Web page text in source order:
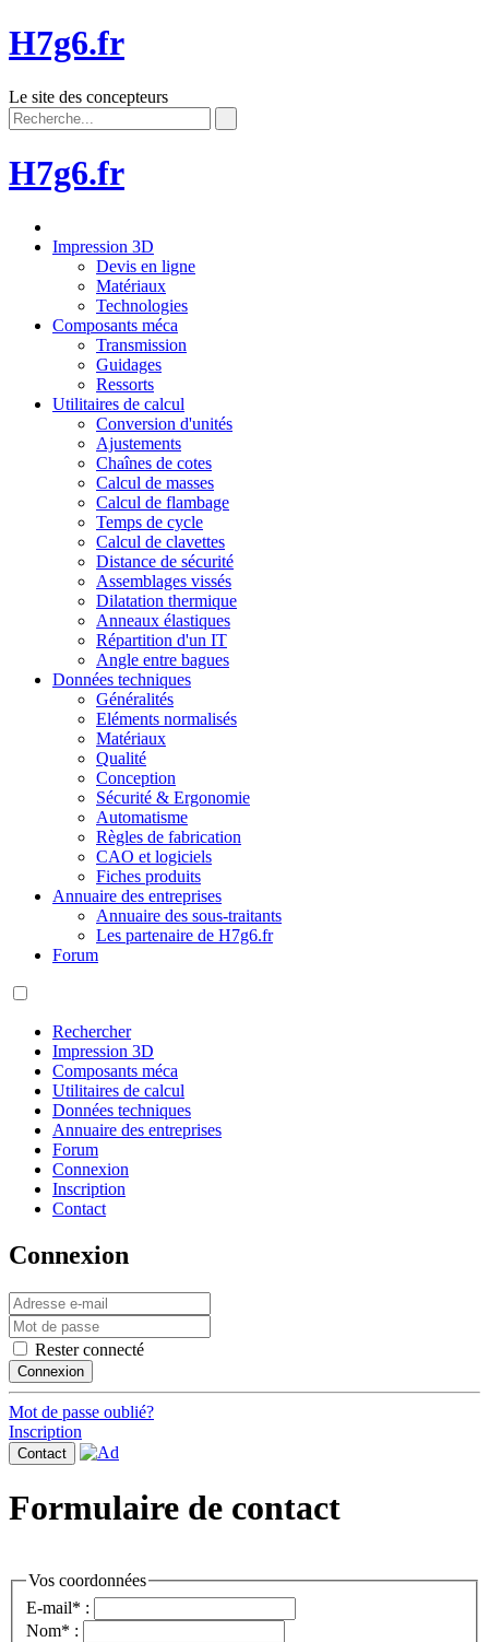
H7g6.fr
Le site des concepteurs
H7g6.fr
Impression 3D
Devis en ligne
Matériaux
Technologies
Composants méca
Transmission
Guidages
Ressorts
Utilitaires de calcul
Conversion d'unités
Ajustements
Chaînes de cotes
Calcul de masses
Calcul de flambage
Temps de cycle
Calcul de clavettes
Distance de sécurité
Assemblages vissés
Dilatation thermique
Anneaux élastiques
Répartition d'un IT
Angle entre bagues
Données techniques
Généralités
Eléments normalisés
Matériaux
Qualité
Conception
Sécurité & Ergonomie
Automatisme
Règles de fabrication
CAO et logiciels
Fiches produits
Annuaire des entreprises
Annuaire des sous-traitants
Les partenaire de H7g6.fr
Forum
Rechercher
Impression 3D
Composants méca
Utilitaires de calcul
Données techniques
Annuaire des entreprises
Forum
Connexion
Inscription
Contact
Connexion
Rester connecté
Connexion
Mot de passe oublié?
Inscription
Contact
Formulaire de contact
Vos coordonnées
E-mail* :
Nom* :